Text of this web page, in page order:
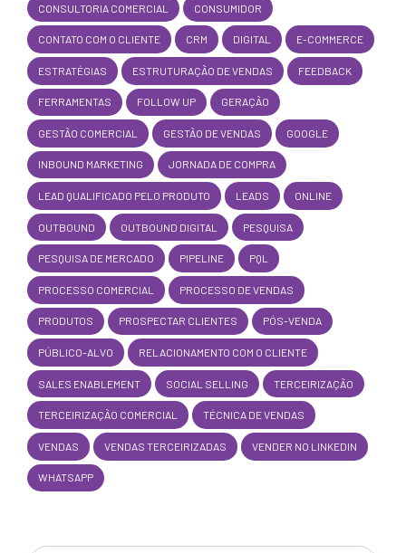
CONSULTORIA COMERCIAL CONSUMIDOR
CONTATO COM O CLIENTE CRM DIGITAL E-COMMERCE
ESTRATÉGIAS ESTRUTURAÇÃO DE VENDAS FEEDBACK
FERRAMENTAS FOLLOW UP GERAÇÃO
GESTÃO COMERCIAL GESTÃO DE VENDAS GOOGLE
INBOUND MARKETING JORNADA DE COMPRA
LEAD QUALIFICADO PELO PRODUTO LEADS ONLINE
OUTBOUND OUTBOUND DIGITAL PESQUISA
PESQUISA DE MERCADO PIPELINE PQL
PROCESSO COMERCIAL PROCESSO DE VENDAS
PRODUTOS PROSPECTAR CLIENTES PÓS-VENDA
PÚBLICO-ALVO RELACIONAMENTO COM O CLIENTE
SALES ENABLEMENT SOCIAL SELLING TERCEIRIZAÇÃO
TERCEIRIZAÇÃO COMERCIAL TÉCNICA DE VENDAS
VENDAS VENDAS TERCEIRIZADAS VENDER NO LINKEDIN
WHATSAPP